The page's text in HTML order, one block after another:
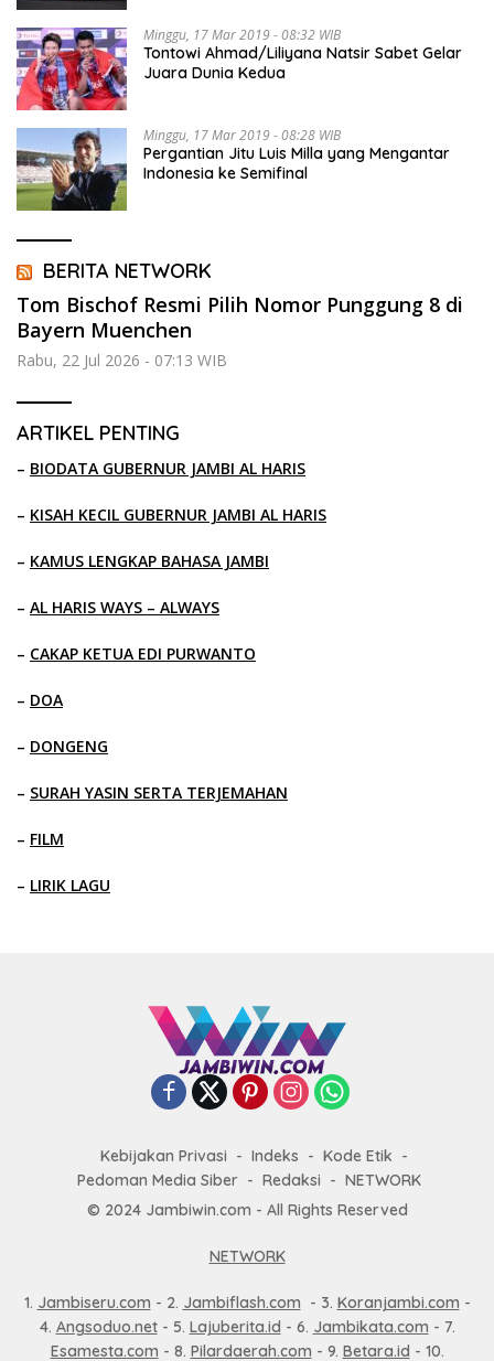
Minggu, 17 Mar 2019 - 08:32 WIB
Tontowi Ahmad/Liliyana Natsir Sabet Gelar
Juara Dunia Kedua
Minggu, 17 Mar 2019 - 08:28 WIB
Pergantian Jitu Luis Milla yang Mengantar
Indonesia ke Semifinal
BERITA NETWORK
Tom Bischof Resmi Pilih Nomor Punggung 8 di
Bayern Muenchen
Rabu, 22 Jul 2026 - 07:13 WIB
ARTIKEL PENTING
– BIODATA GUBERNUR JAMBI AL HARIS
– KISAH KECIL GUBERNUR JAMBI AL HARIS
– KAMUS LENGKAP BAHASA JAMBI
– AL HARIS WAYS – ALWAYS
– CAKAP KETUA EDI PURWANTO
– DOA
– DONGENG
– SURAH YASIN SERTA TERJEMAHAN
– FILM
– LIRIK LAGU
Kebijakan Privasi Indeks
Kode Etik
Pedoman Media Siber
Redaksi
NETWORK
© 2024 Jambiwin.com - All Rights Reserved
NETWORK
1. Jambiseru.com - 2. Jambiflash.com - 3. Koranjambi.com -
4. Angsoduo.net- 5. Lajuberita.id - 6. Jambikata.com - 7.
Esamesta.com - 8. Pilardaerah.com - 9. Betara.id - 10.